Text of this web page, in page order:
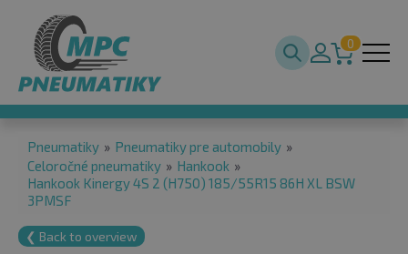
0
Pneumatiky » Pneumatiky pre automobily »
Celoročné pneumatiky » Hankook »
Hankook Kinergy 4S 2 (H750) 185/55R15 86H XL BSW
3PMSF
❮ Back to overview